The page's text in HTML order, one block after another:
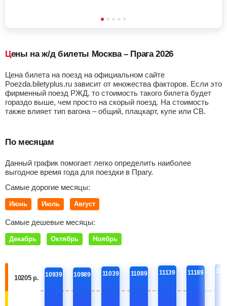
Цены на ж/д билеты Москва – Прага 2026
Цена билета на поезд на официальном сайте
Poezda.biletyplus.ru зависит от множества факторов. Если это
фирменный поезд РЖД, то стоимость такого билета будет
гораздо выше, чем просто на скорый поезд. На стоимость
также влияет тип вагона – общий, плацкарт, купе или СВ.
По месяцам
Данный график помогает легко определить наиболее
выгодное время года для поездки в Прагу.
Самые дорогие месяцы:
Июнь Июль Август
Самые дешевые месяцы:
Декабрь Октябрь Ноябрь
10205 р. 10939 10989 11039 11089 11139 11189